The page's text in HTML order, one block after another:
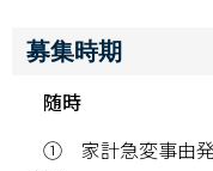
学部・大学院
教育・学生
募集時期
随時
① 家計急変事由発